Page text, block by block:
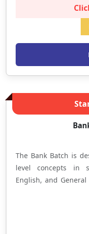
The Bank Batch is
level concepts in
English, and
clarity through